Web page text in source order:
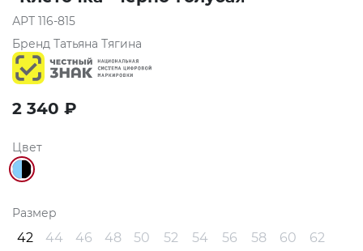
АРТ 116-815
Бренд Татьяна Тягина
2 340 ₽
Цвет
Размер
42 44 46 48 50 52 54 56 58 60 62